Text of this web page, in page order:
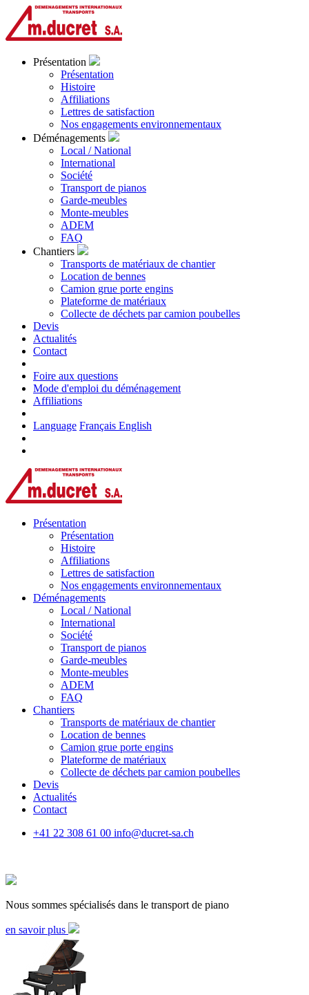
Présentation
Présentation
Histoire
Affiliations
Lettres de satisfaction
Nos engagements environnementaux
Déménagements
Local / National
International
Société
Transport de pianos
Garde-meubles
Monte-meubles
ADEM
FAQ
Chantiers
Transports de matériaux de chantier
Location de bennes
Camion grue porte engins
Plateforme de matériaux
Collecte de déchets par camion poubelles
Devis
Actualités
Contact
Foire aux questions
Mode d'emploi du déménagement
Affiliations
Language Français English
Présentation
Présentation
Histoire
Affiliations
Lettres de satisfaction
Nos engagements environnementaux
Déménagements
Local / National
International
Société
Transport de pianos
Garde-meubles
Monte-meubles
ADEM
FAQ
Chantiers
Transports de matériaux de chantier
Location de bennes
Camion grue porte engins
Plateforme de matériaux
Collecte de déchets par camion poubelles
Devis
Actualités
Contact
+41 22 308 61 00 info@ducret-sa.ch
Nous sommes spécialisés dans le transport de piano
en savoir plus